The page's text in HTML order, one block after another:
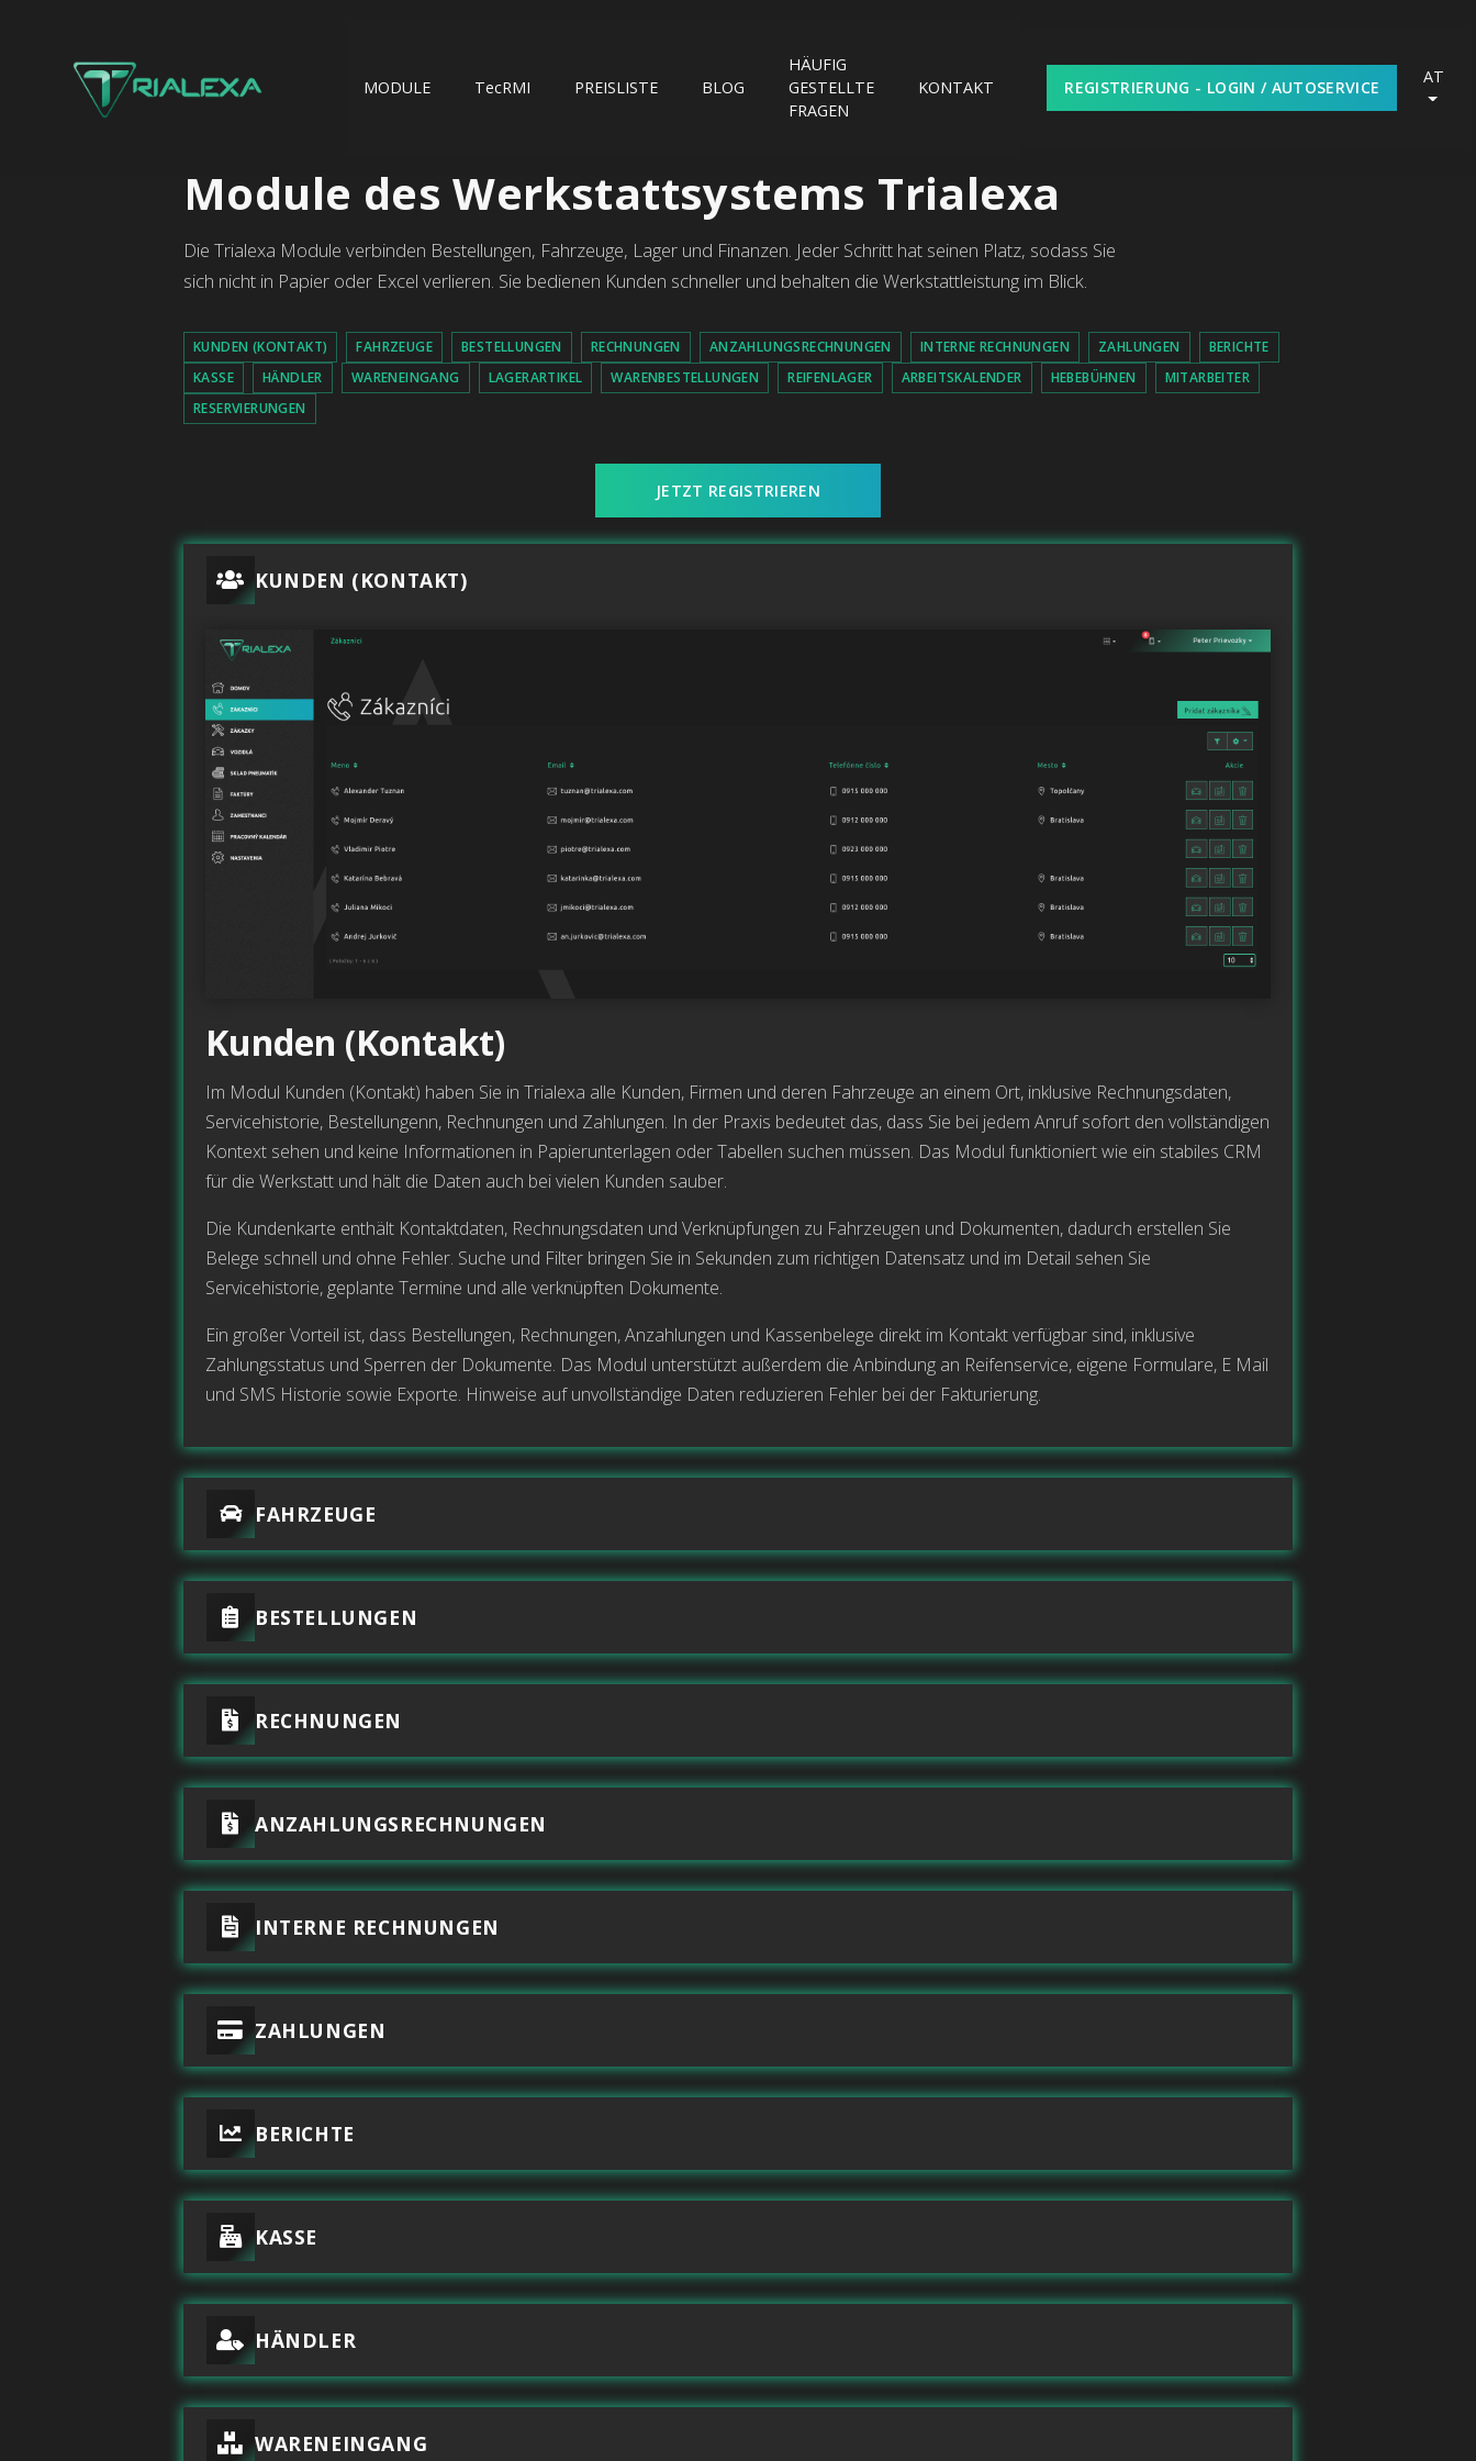
MODULE TecRMI PREISLISTE BLOG
HÄUFIG
GESTELLTE
FRAGEN
KONTAKT REGISTRIERUNG - LOGIN / AUTOSERVICE
AT
Module des Werkstattsystems Trialexa
Die Trialexa Module verbinden Bestellungen, Fahrzeuge, Lager und Finanzen. Jeder Schritt hat seinen Platz, sodass Sie
sich nicht in Papier oder Excel verlieren. Sie bedienen Kunden schneller und behalten die Werkstattleistung im Blick.
KUNDEN (KONTAKT) FAHRZEUGE BESTELLUNGEN RECHNUNGEN ANZAHLUNGSRECHNUNGEN INTERNE RECHNUNGEN ZAHLUNGEN
BERICHTE
KASSE
HÄNDLER WARENEINGANG LAGERARTIKEL WARENBESTELLUNGEN REIFENLAGER ARBEITSKALENDER HEBEBÜHNEN
MITARBEITER
RESERVIERUNGEN
JETZT REGISTRIEREN
KUNDEN (KONTAKT)
Kunden (Kontakt)
Im Modul Kunden (Kontakt) haben Sie in Trialexa alle Kunden, Firmen und deren Fahrzeuge an einem Ort, inklusive Rechnungsdaten,
Servicehistorie, Bestellungenn, Rechnungen und Zahlungen. In der Praxis bedeutet das, dass Sie bei jedem Anruf sofort den vollständigen
Kontext sehen und keine Informationen in Papierunterlagen oder Tabellen suchen müssen. Das Modul funktioniert wie ein stabiles CRM
für die Werkstatt und hält die Daten auch bei vielen Kunden sauber.
Die Kundenkarte enthält Kontaktdaten, Rechnungsdaten und Verknüpfungen zu Fahrzeugen und Dokumenten, dadurch erstellen Sie
Belege schnell und ohne Fehler. Suche und Filter bringen Sie in Sekunden zum richtigen Datensatz und im Detail sehen Sie
Servicehistorie, geplante Termine und alle verknüpften Dokumente.
Ein großer Vorteil ist, dass Bestellungen, Rechnungen, Anzahlungen und Kassenbelege direkt im Kontakt verfügbar sind, inklusive
Zahlungsstatus und Sperren der Dokumente. Das Modul unterstützt außerdem die Anbindung an Reifenservice, eigene Formulare, E Mail
und SMS Historie sowie Exporte. Hinweise auf unvollständige Daten reduzieren Fehler bei der Fakturierung.
FAHRZEUGE
BESTELLUNGEN
RECHNUNGEN
ANZAHLUNGSRECHNUNGEN
INTERNE RECHNUNGEN
ZAHLUNGEN
BERICHTE
KASSE
HÄNDLER
WARENEINGANG